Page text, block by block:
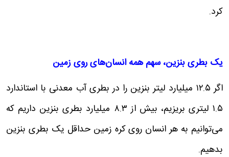
کرد.
یک بطری بنزین، سهم همه انسان‌های روی زمین
اگر ۱۲.۵ میلیارد لیتر بنزین را در بطری آب معدنی با استاندارد
۱.۵ لیتری بریزیم، بیش از ۸.۳ میلیارد بطری بنزین داریم که
می‌توانیم به هر انسان روی کره‌ زمین حداقل یک بطری بنزین
بدهیم.